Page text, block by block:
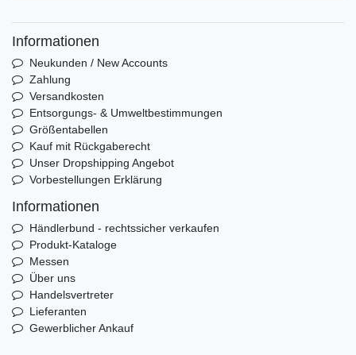
Informationen
Neukunden / New Accounts
Zahlung
Versandkosten
Entsorgungs- & Umweltbestimmungen
Größentabellen
Kauf mit Rückgaberecht
Unser Dropshipping Angebot
Vorbestellungen Erklärung
Informationen
Händlerbund - rechtssicher verkaufen
Produkt-Kataloge
Messen
Über uns
Handelsvertreter
Lieferanten
Gewerblicher Ankauf